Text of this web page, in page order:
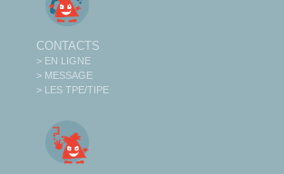
CONTACTS
> EN LIGNE
> MESSAGE
> LES TPE/TIPE